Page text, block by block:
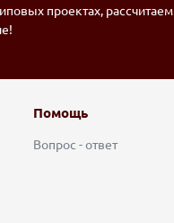
проектах, рассчитаем
Помощь
Вопрос - ответ